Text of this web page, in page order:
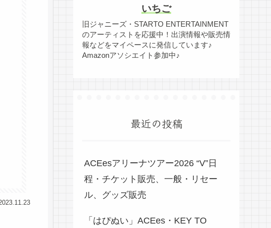
いちご
旧ジャニーズ・STARTO ENTERTAINMENT
のアーティストを応援中！出演情報や販売情
報などをマイペースに発信しています♪
Amazonアソシエイト参加中♪
最近の投稿
ACEesアリーナツアー2026 “V”日
程・チケット販売、一般・リセー
ル、グッズ販売
「はぴぬい」ACEes・KEY TO